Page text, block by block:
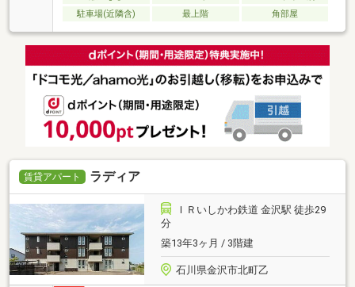
駐車場(近隣含)
最上階 角部屋
賃貸アパート ラディア
ＩＲいしかわ鉄道 金沢駅 徒歩29
分
築13年3ヶ月 / 3階建
石川県金沢市北町乙